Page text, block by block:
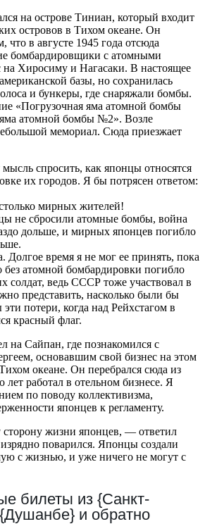
на острове Тиниан, который входит
островов в Тихом океане. Он
что в августе 1945 года отсюда
бомбардировщики с атомными
на Хиросиму и Нагасаки. В настоящее
базы, но сохранилась
и бункеры, где снаряжали бомбы.
«Погрузочная яма атомной бомбы
атомной бомбы №2». Возле
мемориал. Сюда приезжает
спросить, как японцы относятся
их городов. Я бы потрясен ответом:
мирных жителей!
не сбросили атомные бомбы, война
дольше, и мирных японцев погибло
Долгое время я не мог ее принять, пока
без атомной бомбардировки погибло
солдат, ведь СССР тоже участвовал в
представить, насколько были бы
потери, когда над Рейхстагом в
красный флаг.
на Сайпан, где познакомился с
основавшим свой бизнес на этом
океане. Он перебрался сюда из
лет работал в отельном бизнесе. Я
по поводу коллективизма,
японцев к регламенту.
жизни японцев, — ответил
поварился. Японцы создали
с жизнью, и уже ничего не могут с
билеты из {Санкт-
и обратно